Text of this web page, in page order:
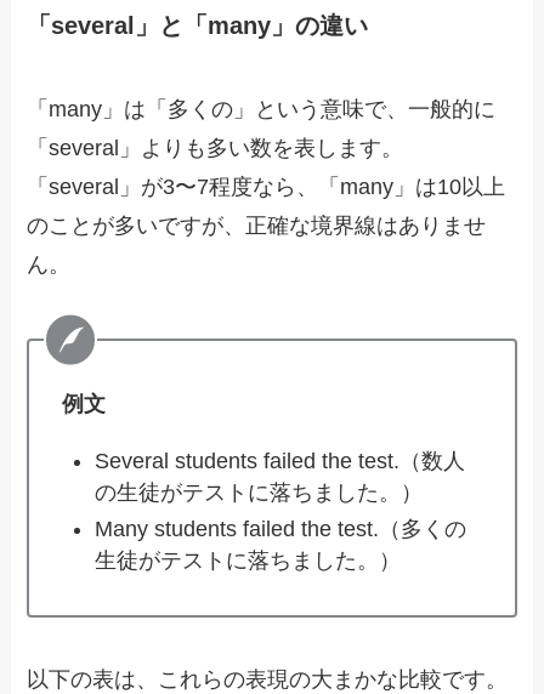
「several」と「many」の違い
「many」は「多くの」という意味で、一般的に
「several」よりも多い数を表します。
「several」が3〜7程度なら、「many」は10以上
のことが多いですが、正確な境界線はありませ
ん。
例文
Several students failed the test.（数人
の生徒がテストに落ちました。）
Many students failed the test.（多くの
生徒がテストに落ちました。）
以下の表は、これらの表現の大まかな比較です。